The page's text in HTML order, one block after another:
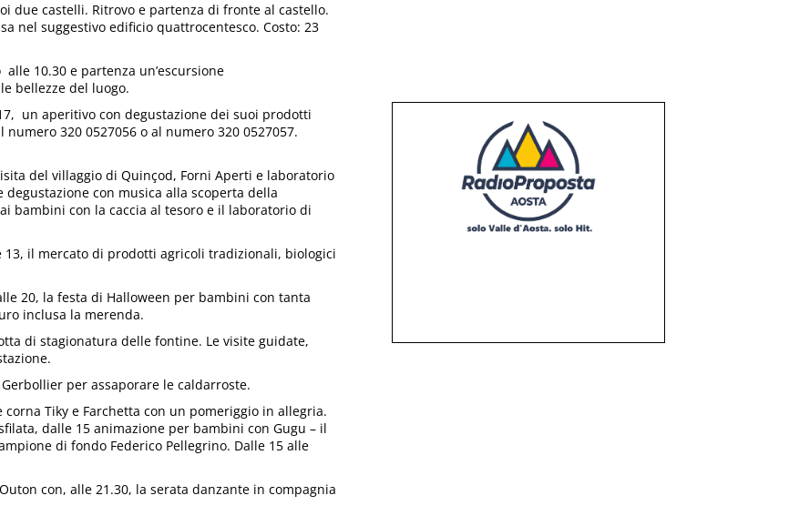
due castelli. Ritrovo e partenza di fronte al castello.
nel suggestivo edificio quattrocentesco. Costo: 23
10.30 e partenza un’escursione
bellezze del luogo.
un aperitivo con degustazione dei suoi prodotti
320 0527056 o al numero 320 0527057.
del villaggio di Quinçod, Forni Aperti e laboratorio
con musica alla scoperta della
bambini con la caccia al tesoro e il laboratorio di
13, il mercato di prodotti agricoli tradizionali, biologici
20, la festa di Halloween per bambini con tanta
inclusa la merenda.
di stagionatura delle fontine. Le visite guidate,
per assaporare le caldarroste.
Tiky e Farchetta con un pomeriggio in allegria.
dalle 15 animazione per bambini con Gugu – il
di fondo Federico Pellegrino. Dalle 15 alle
con, alle 21.30, la serata danzante in compagnia